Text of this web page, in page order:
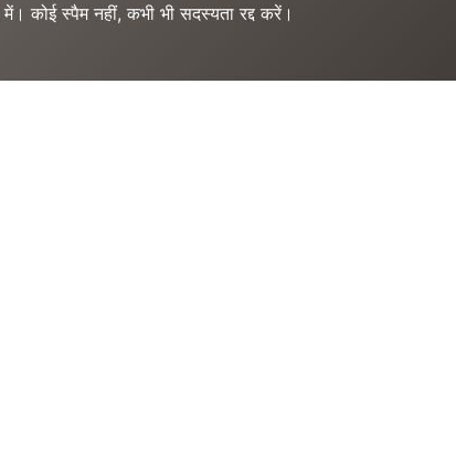
कोई स्पैम नहीं, कभी भी सदस्यता रद्द करें।